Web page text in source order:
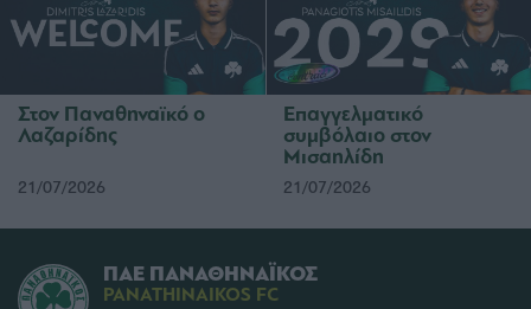
Στον Παναθηναϊκό ο
Λαζαρίδης
21/07/2026
Επαγγελματικό
συμβόλαιο στον
Μισαηλίδη
21/07/2026
ΠΑΕ ΠΑΝΑΘΗΝΑΪΚΟΣ
PANATHINAIKOS FC